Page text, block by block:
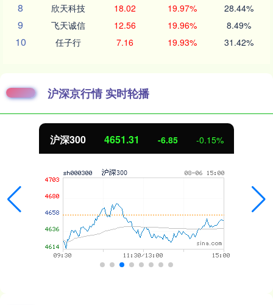
8 欣天科技 18.02 19.97% 28.44%
9 飞天诚信 12.56 19.96% 8.49%
10 任子行 7.16 19.93% 31.42%
沪深京行情 实时轮播
北证50 1122.88 3.42 0.30%